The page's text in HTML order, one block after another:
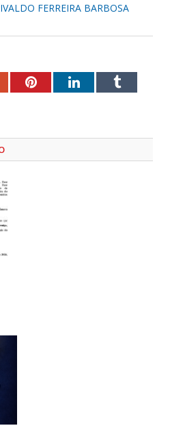
FERREIRA BARBOSA
PinterestLinkedInTumblr